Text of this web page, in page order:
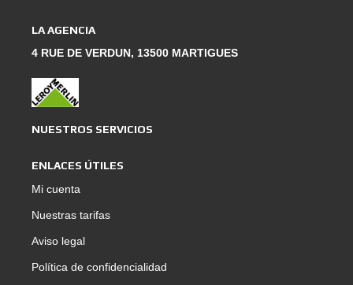
LA AGENCIA
4 RUE DE VERDUN, 13500 MARTIGUES
NUESTROS SERVICIOS
ENLACES ÚTILES
Mi cuenta
Nuestras tarifas
Aviso legal
Política de confidencialidad